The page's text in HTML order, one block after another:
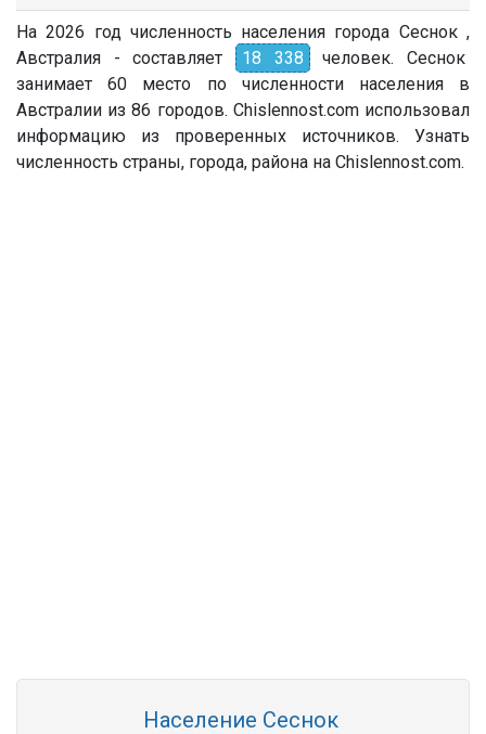
На 2026 год численность населения города Сеснок ,
Австралия - составляет
18 338 человек. Сеснок
занимает 60 место по численности населения в
Австралии из 86 городов. Chislennost.com использовал
информацию из проверенных источников. Узнать
численность страны, города, района на Chislennost.com.
Население Сеснок